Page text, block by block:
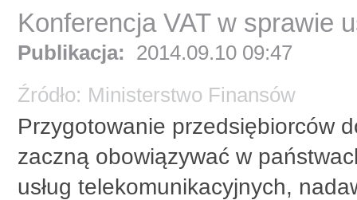
Konferencja VAT w sprawie
Publikacja:
2014.09.10 09:47
Źródło: Ministerstwo Finansów
Przygotowanie przedsiębiorców
zaczną obowiązywać w
usług telekomunikacyjnych,